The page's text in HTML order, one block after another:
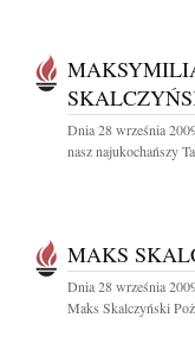
Dnia 28 września
nasz najukochańszy
MAKS
Dnia 28 września
Maks Skalczyński